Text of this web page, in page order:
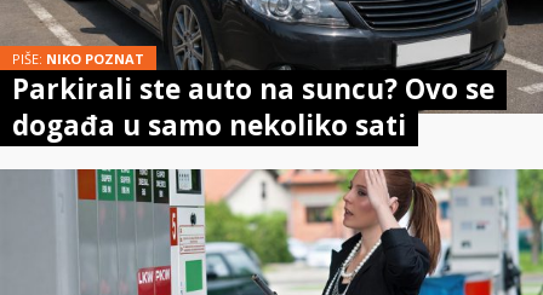
PIŠE: NIKO POZNAT
Parkirali ste auto na suncu? Ovo se
događa u samo nekoliko sati